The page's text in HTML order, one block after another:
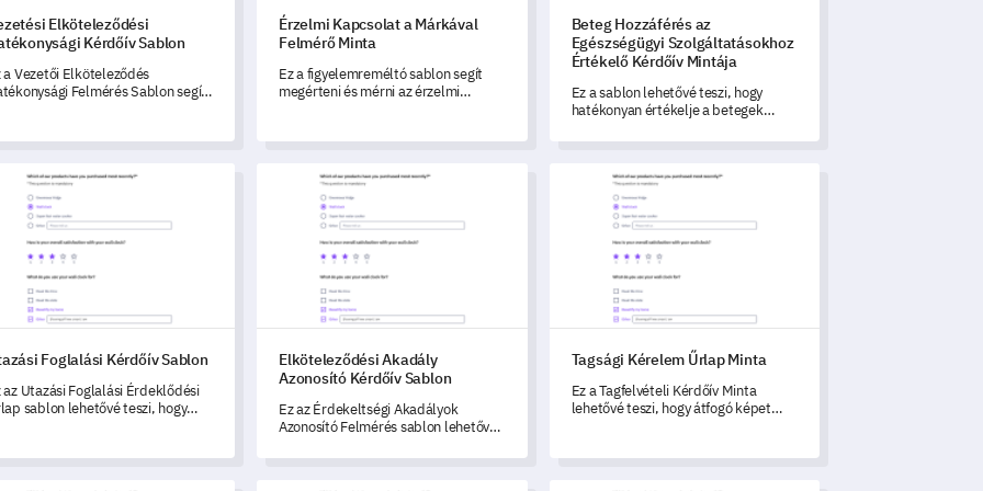
Elköteleződési
Kérdőív Sablon
a Vezetői Elköteleződés
Felmérés Sablon segít
hatékonyságát.
Érzelmi Kapcsolat a Márkával
Felmérő Minta
Ez a figyelemreméltó sablon segít
megérteni és mérni az érzelmi
Beteg Hozzáférés az
Egészségügyi Szolgáltatásokhoz
Értékelő Kérdőív Mintája
Ez a sablon lehetővé teszi, hogy
hatékonyan értékelje a betegek
szolgáltatásokhoz.
Foglalási Kérdőív Sablon
Foglalási Kérdőív Sablon
az Utazási Foglalási Érdeklődési
sablon lehetővé teszi, hogy
a szolgáltatás folyamatos
Elköteleződési Akadály Azonosító Kérdőív Sablon
Elköteleződési Akadály
Azonosító Kérdőív Sablon
Ez az Érdekeltségi Akadályok
Azonosító Felmérés sablon lehetővé
érdekelt felek elköteleződését
Tagsági Kérelem Űrlap Minta
Tagsági Kérelem Űrlap Minta
Ez a Tagfelvételi Kérdőív Minta
lehetővé teszi, hogy átfogó képet